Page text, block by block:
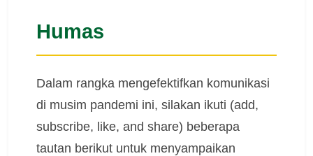
Humas
Dalam rangka mengefektifkan komunikasi
di musim pandemi ini, silakan ikuti (add,
subscribe, like, and share) beberapa
tautan berikut untuk menyampaikan